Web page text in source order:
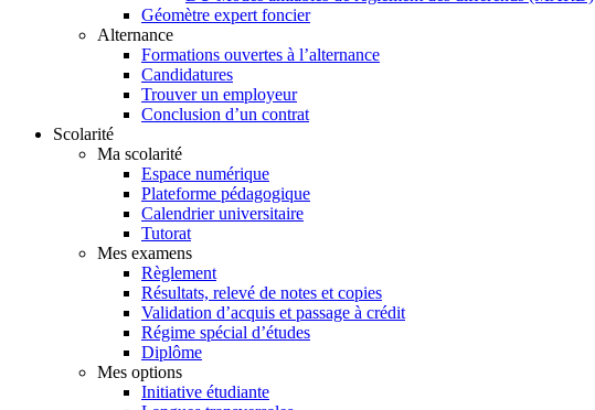
Géomètre expert foncier
Alternance
Formations ouvertes à l’alternance
Candidatures
Trouver un employeur
Conclusion d’un contrat
Scolarité
Ma scolarité
Espace numérique
Plateforme pédagogique
Calendrier universitaire
Tutorat
Mes examens
Règlement
Résultats, relevé de notes et copies
Validation d’acquis et passage à crédit
Régime spécial d’études
Diplôme
Mes options
Initiative étudiante